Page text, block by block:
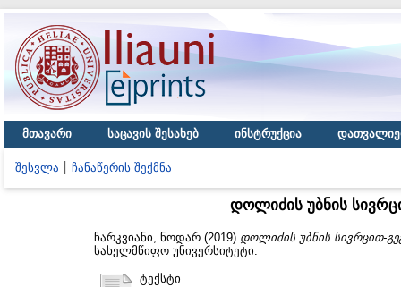
მთავარი საცავის შესახებ ინსტრუქცია
შესვლა ჩანაწერის შექმნა
დოლიძის უბნის
ჩარკვიანი, ნოდარ (2019) დოლიძის უბნის სივრცით-
სახელმწიფო უნივერსიტეტი.
ტექსტი